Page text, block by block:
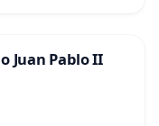
Juan Pablo II